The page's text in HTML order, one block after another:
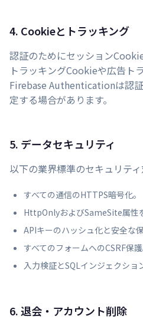
4. Cookieとトラッキング
認証のためにセッション
トラッキングCookieや広告ト
Firebase Authenticationは認
定する場合があります。
5. データセキュリティ
以下の業界標準のセキュリテ
すべての通信のHTTPS暗号化。
HttpOnlyおよびSameSite属性
APIキーのハッシュ化と安全な保
すべてのフォームへのCSRF保護
入力検証とSQLインジェクショ
6. 退会・アカウント削除